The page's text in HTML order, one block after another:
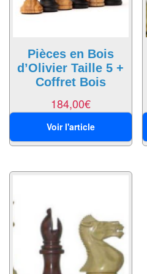
Pour
Joueurs
Ambiance
Coopératif
Gestion
Game
Enquête
Jeux
évolutifs
Pièces en Bois
d’Olivier Taille 5 +
Coffret Bois
184,00€
Voir l'article